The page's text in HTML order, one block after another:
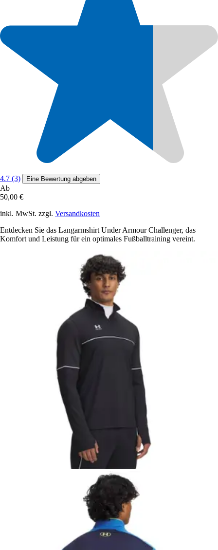
4.7 (3) Eine Bewertung abgeben
Ab
50,00 €
inkl. MwSt. zzgl. Versandkosten
Entdecken Sie das Langarmshirt Under Armour Challenger, das
Komfort und Leistung für ein optimales Fußballtraining vereint.